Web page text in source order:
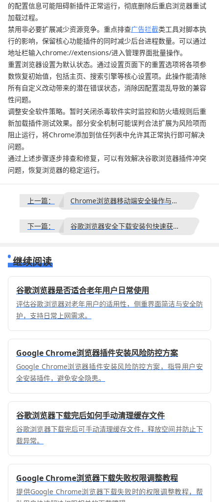
的配置信息可能阻碍新插件正常运行，彻底删除后重启浏览器重试
加载过程。
禁用非必要扩展减少资源竞争。重点排查广告拦截类工具对脚本执
行的影响，保留核心功能插件的同时减少后台进程数量。可以通过
地址栏输入chrome://extensions/进入管理界面批量操作。
重置浏览器设置为默认状态。通过设置页面下的重置选项将各项参
数恢复初始值，包括主页、搜索引擎等核心设置项。此操作能清除
所有自定义改动带来的潜在错误状态，消除因配置混乱导致的兼容
性问题。
调整安全软件策略。暂时关闭杀毒软件实时监控和防火墙规则后重
新加载插件测试效果。部分安全机制可能误判合法扩展为风险项而
阻止运行，将Chrome添加到信任列表中允许其正常执行即可解决
问题。
通过上述步骤逐步排查和修复，可以有效解决谷歌浏览器插件冲突
问题，恢复浏览器的稳定运行。
上一篇： Chrome浏览器移动端安全操作与隐私保护经验分享
下一篇： 谷歌浏览器安全下载安装包快速获取及完整配置方法
继续阅读
谷歌浏览器是否适合老年用户日常使用
评估谷歌浏览器对老年用户的适用性，侧重界面简洁与安全防
护，支持日常上网需求。
Google Chrome浏览器插件安装风险防控方案
Google Chrome浏览器插件安装风险防控方案，指导用户安
全安装插件，避免安全隐患。
谷歌浏览器下载完后如何手动清理缓存文件
谷歌浏览器下载完后可手动清理缓存文件，释放空间并防止下
载异常。
Google Chrome浏览器下载失败权限调整教程
提供Google Chrome浏览器下载失败时的权限调整教程，帮